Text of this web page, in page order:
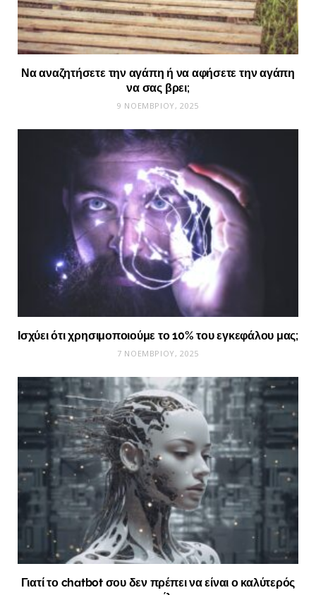
Να αναζητήσετε την αγάπη ή να αφήσετε την αγάπη
να σας βρει;
9 ΝΟΕΜΒΡΊΟΥ, 2025
Ισχύει ότι χρησιμοποιούμε το 10% του εγκεφάλου μας;
7 ΝΟΕΜΒΡΊΟΥ, 2025
Γιατί το chatbot σου δεν πρέπει να είναι ο καλύτερός